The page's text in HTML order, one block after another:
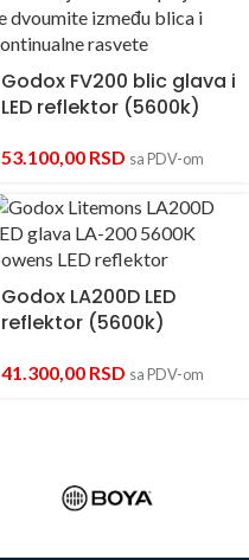
Godox FV200 blic glava i
LED reflektor (5600k)
53.100,00 RSD sa PDV-om
Godox LA200D LED
reflektor (5600k)
41.300,00 RSD sa PDV-om